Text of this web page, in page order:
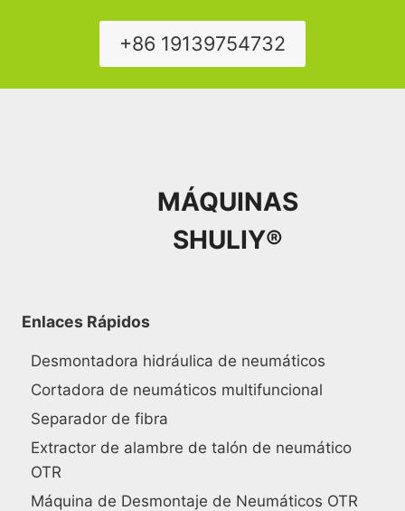
+86 19139754732
MÁQUINAS
SHULIY®
Enlaces Rápidos
Desmontadora hidráulica de neumáticos
Cortadora de neumáticos multifuncional
Separador de fibra
Extractor de alambre de talón de neumático
OTR
Máquina de Desmontaje de Neumáticos OTR